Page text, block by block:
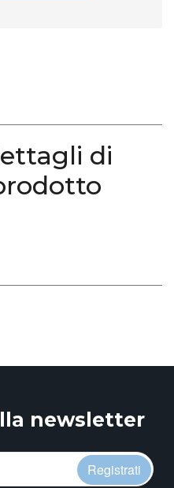
di
newsletter
Registrati